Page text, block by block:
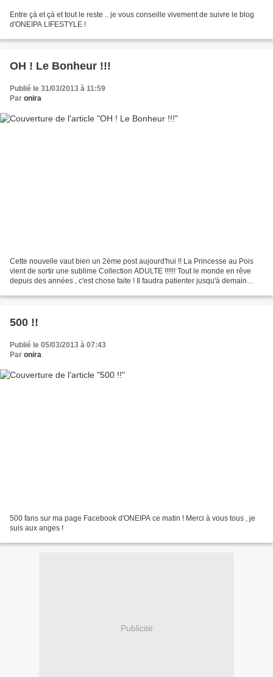
Entre çà et çà et tout le reste .. je vous conseille vivement de suivre le blog
d'ONEIPA LIFESTYLE !
OH ! Le Bonheur !!!
Publié le 31/03/2013 à 11:59
Par onira
Cette nouvelle vaut bien un 2ème post aujourd'hui !! La Princesse au Pois
vient de sortir une sublime Collection ADULTE !!!!!! Tout le monde en rêve
depuis des années , c'est chose faite ! Il faudra patienter jusqu'à demain
500 !!
Publié le 05/03/2013 à 07:43
Par onira
500 fans sur ma page Facebook d'ONEIPA ce matin ! Merci à vous tous , je
suis aux anges !
Publicité